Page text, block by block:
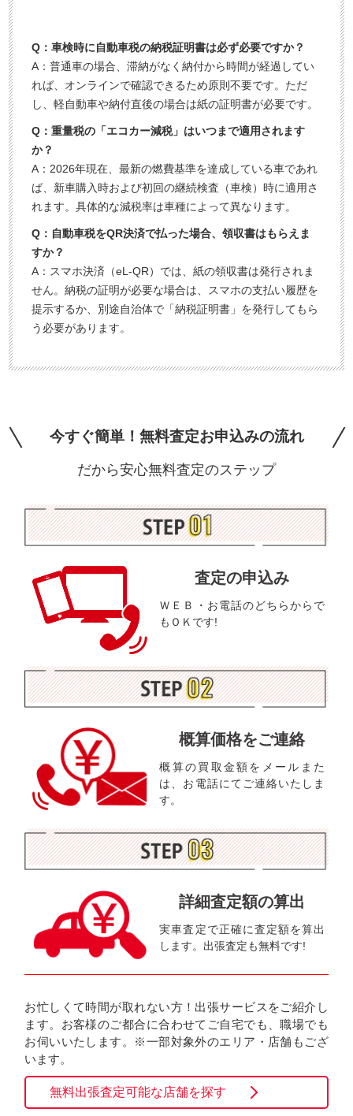
Q：車検時に自動車税の納税証明書は必ず必要ですか？
A：普通車の場合、滞納がなく納付から時間が経過してい
れば、オンラインで確認できるため原則不要です。ただ
し、軽自動車や納付直後の場合は紙の証明書が必要です。
Q：重量税の「エコカー減税」はいつまで適用されます
か？
A：2026年現在、最新の燃費基準を達成している車であれ
ば、新車購入時および初回の継続検査（車検）時に適用さ
れます。具体的な減税率は車種によって異なります。
Q：自動車税をQR決済で払った場合、領収書はもらえま
すか？
A：スマホ決済（eL-QR）では、紙の領収書は発行されま
せん。納税の証明が必要な場合は、スマホの支払い履歴を
提示するか、別途自治体で「納税証明書」を発行してもら
う必要があります。
今すぐ簡単！無料査定お申込みの流れ
だから安心無料査定のステップ
査定の申込み
ＷＥＢ・お電話のどちらからで
もＯＫです!
概算価格をご連絡
概算の買取金額をメールまた
は、お電話にてご連絡いたしま
す。
詳細査定額の算出
実車査定で正確に査定額を算出
します。出張査定も無料です!
お忙しくて時間が取れない方！出張サービスをご紹介し
ます。お客様のご都合に合わせてご自宅でも、職場でも
お伺いいたします。※一部対象外のエリア・店舗もござ
います。
無料出張査定可能な店舗を探す